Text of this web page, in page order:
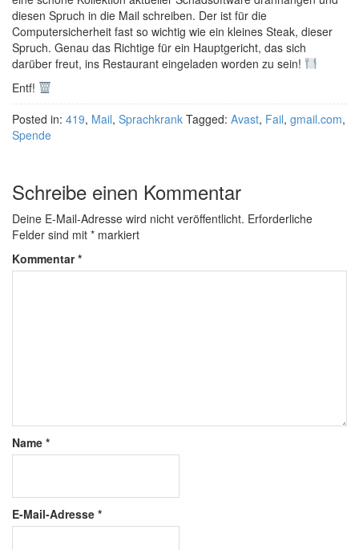
diesen Spruch in die Mail schreiben. Der ist für die
Computersicherheit fast so wichtig wie ein kleines Steak, dieser
Spruch. Genau das Richtige für ein Hauptgericht, das sich
darüber freut, ins Restaurant eingeladen worden zu sein!
Entf!
Posted in: 419, Mail, Sprachkrank Tagged: Avast, Fail, gmail.com,
Spende
Schreibe einen Kommentar
Deine E-Mail-Adresse wird nicht veröffentlicht. Erforderliche
Felder sind mit * markiert
Kommentar*
Name *
E-Mail-Adresse *